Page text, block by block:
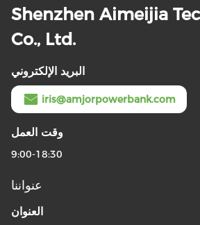
Shenzhen Aimeijia
Co., Ltd.
البريد الإلكتروني
iris@amjorpowerbank.com
وقت العمل
9:00-18:30
عنواننا
العنوان